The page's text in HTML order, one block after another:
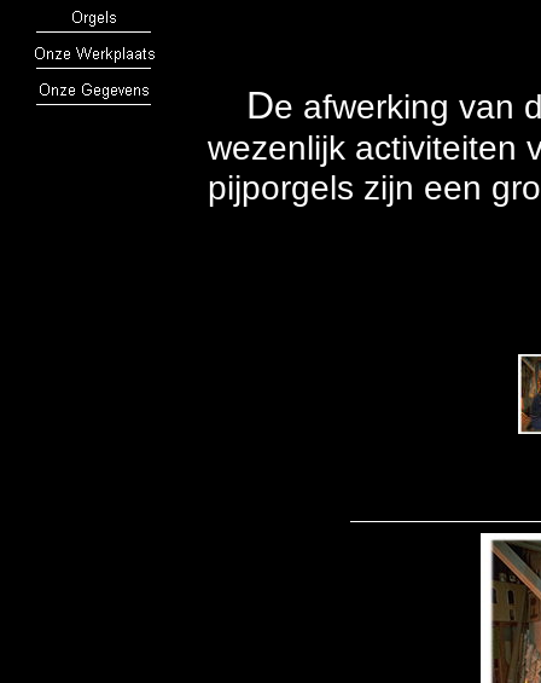
De afwerking van
wezenlijk activiteiten
pijporgels zijn een